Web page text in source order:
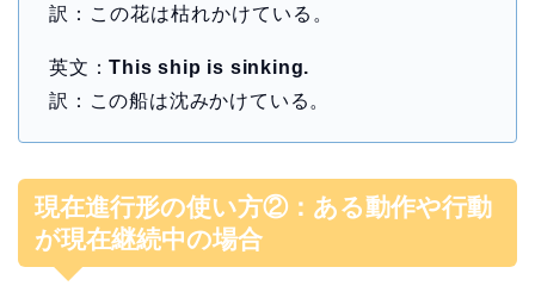
訳：この花は枯れかけている。
英文：This ship is sinking.
訳：この船は沈みかけている。
現在進行形の使い方②：ある動作や行動
が現在継続中の場合